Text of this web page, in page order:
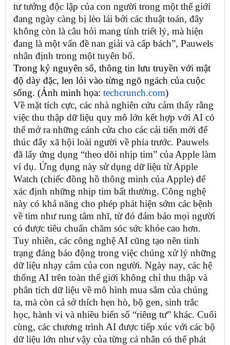
tư tưởng độc lập của con người trong một thế giới
đang ngày càng bị lèo lái bởi các thuật toán, đây
không còn là câu hỏi mang tính triết lý, mà hiện
đang là một vấn đề nan giải và cấp bách”, Pauwels
nhân định trong một tuyên bố.
Trong kỷ nguyên số, thông tin lưu truyền với mật
độ dày đặc, len lỏi vào từng ngõ ngách của cuộc
sống. (Ảnh minh họa: techcrunch.com)
Về mặt tích cực, các nhà nghiên cứu cảm thấy rằng
việc thu thập dữ liệu quy mô lớn kết hợp với AI có
thể mở ra những cánh cửa cho các cải tiến mới để
thúc đẩy xã hội loài người về phía trước. Pauwels
đã lấy ứng dụng “theo dõi nhịp tim” của Apple làm
ví dụ. Ứng dụng này sử dụng dữ liệu từ Apple
Watch (chiếc đồng hồ thông minh của Apple) để
xác định những nhịp tim bất thường. Công nghệ
này có khả năng cho phép phát hiện sớm các bệnh
về tim như rung tâm nhĩ, từ đó đảm bảo mọi người
có được tiêu chuẩn chăm sóc sức khỏe cao hơn.
Tuy nhiên, các công nghệ AI cũng tạo nên tình
trạng đáng báo động trong việc chúng xử lý những
dữ liệu nhạy cảm của con người. Ngày nay, các hệ
thống AI trên toàn thế giới không chỉ thu thập và
phân tích dữ liệu về mô hình mua sắm của chúng
ta, mà còn cả sở thích hẹn hò, bộ gen, sinh trắc
học, hành vi và nhiều biến số “riêng tư” khác. Cuối
cùng, các chương trình AI được tiếp xúc với các bộ
dữ liệu lớn như vậy của từng cá nhân có thể phát